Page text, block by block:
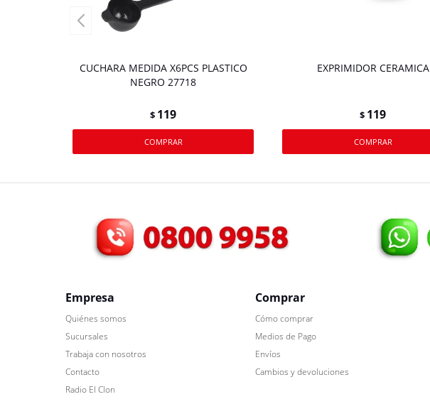
CUCHARA MEDIDA X6PCS PLASTICO
NEGRO 27718
$ 119
EXPRIMIDOR CERAMICA
$ 119
Empresa
Quiénes somos
Sucursales
Trabaja con nosotros
Contacto
Radio El Clon
Comprar
Cómo comprar
Medios de Pago
Envíos
Cambios y devoluciones